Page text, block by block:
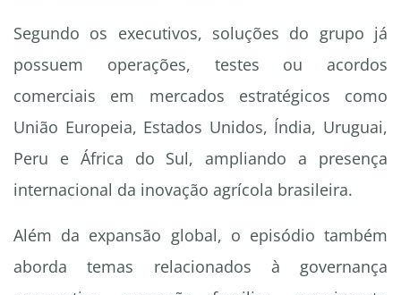
Segundo os executivos, soluções do grupo já
possuem operações, testes ou acordos
comerciais em mercados estratégicos como
União Europeia, Estados Unidos, Índia, Uruguai,
Peru e África do Sul, ampliando a presença
internacional da inovação agrícola brasileira.
Além da expansão global, o episódio também
aborda temas relacionados à governança